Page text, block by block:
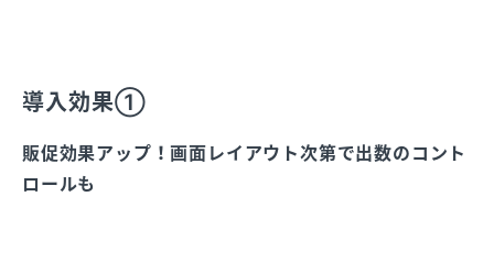
導入効果①
販促効果アップ！画面レイアウト次第で出数のコント
ロールも